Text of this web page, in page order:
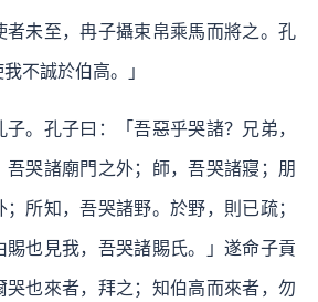
者未至，冉子攝束帛乘馬而將之。孔
不誠於伯高。」
。孔子曰：「吾惡乎哭諸？兄弟，
吾哭諸廟門之外；師，吾哭諸寢；朋
所知，吾哭諸野。於野，則已疏；
賜也見我，吾哭諸賜氏。」遂命子貢
哭也來者，拜之；知伯高而來者，勿